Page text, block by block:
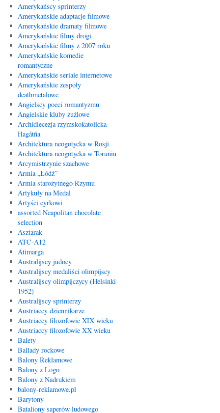
Amerykańscy sprinterzy
Amerykańskie adaptacje filmowe
Amerykańskie dramaty filmowe
Amerykańskie filmy drogi
Amerykańskie filmy z 2007 roku
Amerykańskie komedie
romantyczne
Amerykańskie seriale internetowe
Amerykańskie zespoły
deathmetalowe
Angielscy poeci romantyzmu
Angielskie kluby żużlowe
Archidiecezja rzymskokatolicka
Hagåtña
Architektura neogotycka w Rosji
Architektura neogotycka w Toruniu
Arcymistrzynie szachowe
Armia „Łódź”
Armia starożytnego Rzymu
Artykuły na Medal
Artyści cyrkowi
assorted Neapolitan chocolate
selection
Asztarak
ATC-A12
Atimarga
Australijscy judocy
Australijscy medaliści olimpijscy
Australijscy olimpijczycy (Helsinki
1952)
Australijscy sprinterzy
Austriaccy dziennikarze
Austriaccy filozofowie XIX wieku
Austriaccy filozofowie XX wieku
Balety
Ballady rockowe
Balony Reklamowe
Balony z Logo
Balony z Nadrukiem
balony-reklamowe.pl
Barytony
Bataliony saperów ludowego